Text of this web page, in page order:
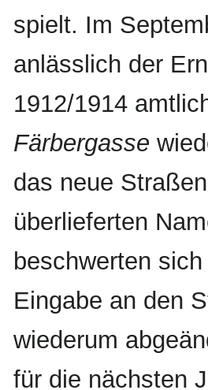
spielt. Im
anlässlich der
1912/1914
Färbergasse
das neue
überlieferten
beschwerten
Eingabe an den
wiederum
für die nächsten